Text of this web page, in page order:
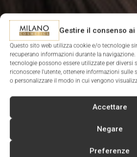
Gestire il consenso ai
Questo sito web utilizza cookie e/o tecnologie
recuperano informazioni durante la navigazione.
tecnologie possono essere utilizzate per diversi
riconoscere l'utente, ottenere informazioni sulle
o personalizzare il modo in cui vengono
Accettare
Negare
Preferenze